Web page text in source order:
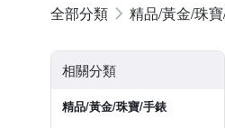
精品/黃金/珠
相關分類
精品/黃金/珠寶/手錶